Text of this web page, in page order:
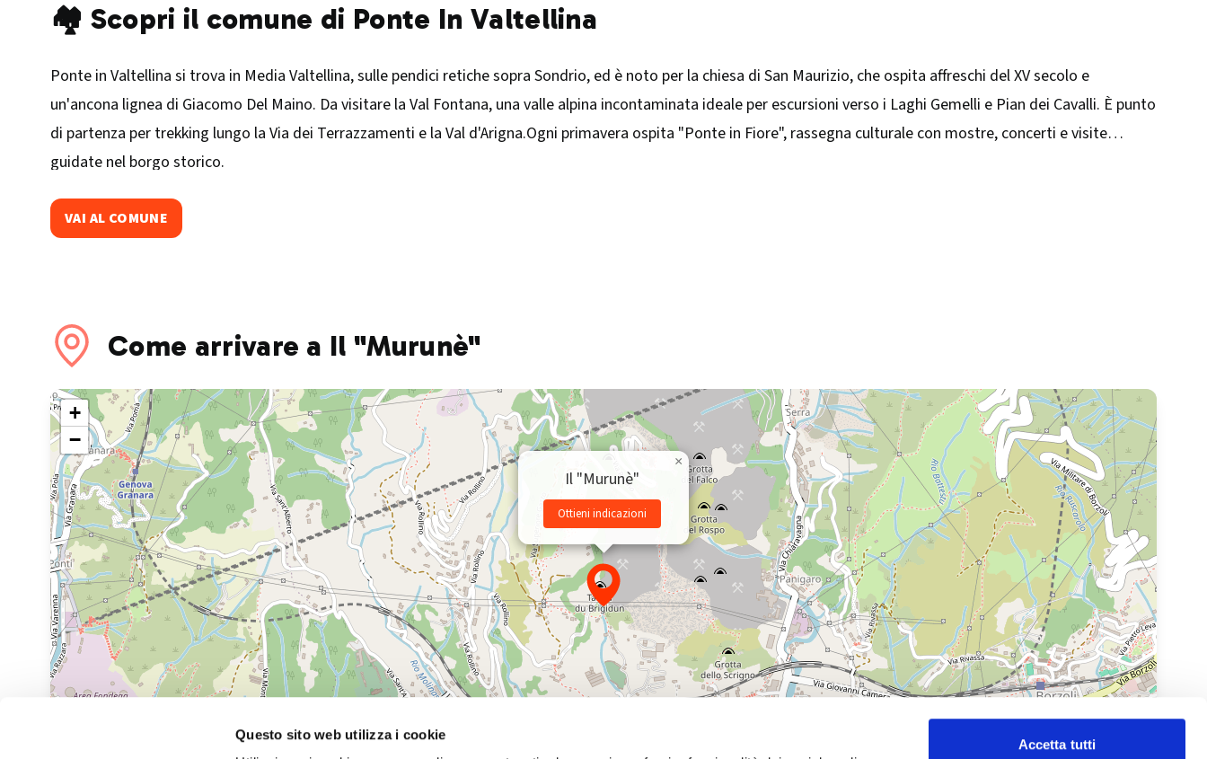
Questo sito web utilizza i cookie
Accetta tutti
🏘️ Scopri il comune di Ponte In Valtellina
Ponte in Valtellina si trova in Media Valtellina, sulle pendici retiche sopra Sondrio, ed è noto per la chiesa di San Maurizio, che ospita affreschi del XV secolo e
un'ancona lignea di Giacomo Del Maino. Da visitare la Val Fontana, una valle alpina incontaminata ideale per escursioni verso i Laghi Gemelli e Pian dei Cavalli. È punto
di partenza per trekking lungo la Via dei Terrazzamenti e la Val d'Arigna.Ogni primavera ospita "Ponte in Fiore", rassegna culturale con mostre, concerti e visite
guidate nel borgo storico.
VAI AL COMUNE
Come arrivare a Il "Murunè"
Il "Murunè"
Ottieni indicazioni
×
+
−